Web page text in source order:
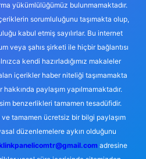
yükümlülüğümüz bulunmamaktadır.
sorumluluğunu taşımakta olup,
kabul etmiş sayılırlar. Bu internet
veya şahıs şirketi ile hiçbir bağlantısı
kendi hazırladığımız makaleler
içerikler haber niteliği taşımamakta
paylaşım yapılmamaktadır.
benzerlikleri tamamen tesadüfidir.
tamamen ücretsiz bir bilgi paylaşım
düzenlemelere aykırı olduğunu
adresine